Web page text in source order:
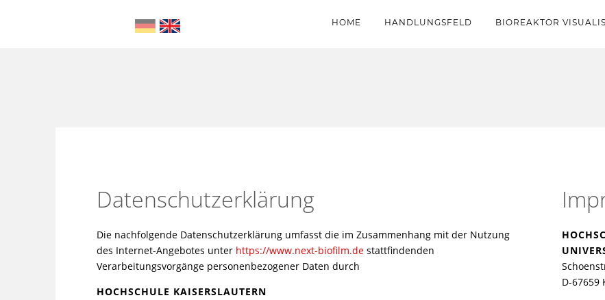
HOME HANDLUNGSFELD BIOREAKTOR
Datenschutzerklärung
Die nachfolgende Datenschutzerklärung umfasst die im Zusammenhang mit der Nutzung
des Internet-Angebotes unter https://www.next-biofilm.destattfindenden
Verarbeitungsvorgänge personenbezogener Daten durch
HOCHSCHULE KAISERSLAUTERN
D-67659